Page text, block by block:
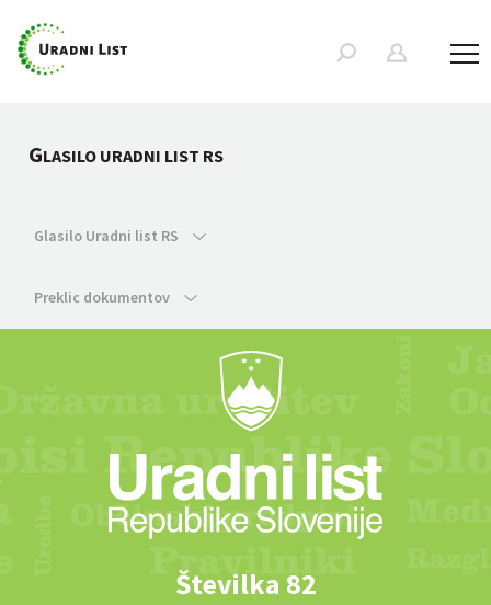
GLASILO URADNI LIST RS
Glasilo Uradni list RS
Preklic dokumentov
Številka 82